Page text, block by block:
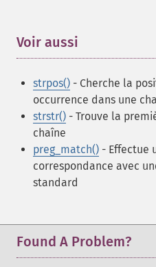
Voir aussi
strpos() - Cherche la
occurrence dans une
strstr() - Trouve la
chaîne
preg_match() - Effectue
correspondance avec
standard
Found A Problem?